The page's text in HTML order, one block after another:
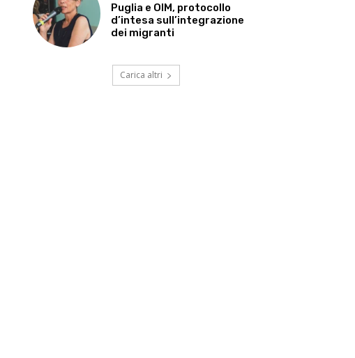
Puglia e OIM, protocollo
d’intesa sull’integrazione
dei migranti
Carica altri